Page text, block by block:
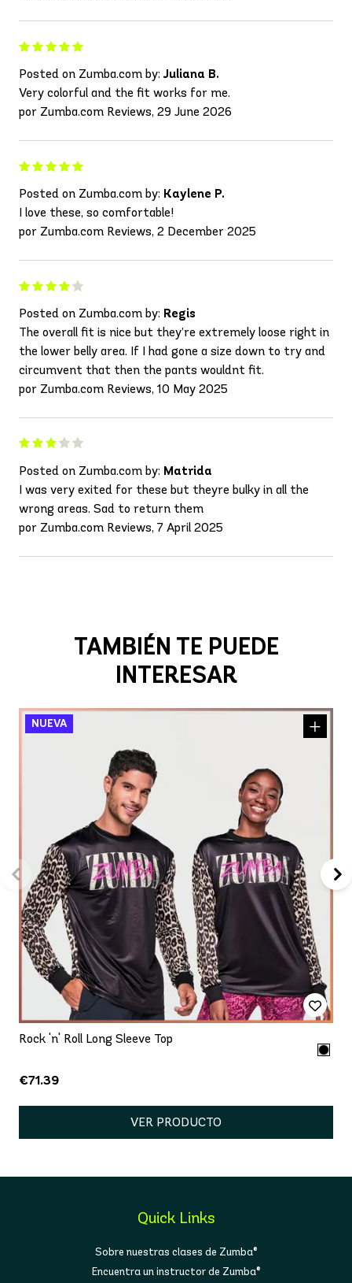
Posted on Zumba.com by:Juliana B.
Very colorful and the fit works for me.
por Zumba.com Reviews, 29 June 2026
Posted on Zumba.com by: Kaylene P.
I love these, so comfortable!
por Zumba.com Reviews, 2 December 2025
Posted on Zumba.com by: Regis
The overall fit is nice but they’re extremely loose right in
the lower belly area. If I had gone a size down to try and
circumvent that then the pants wouldnt fit.
por Zumba.com Reviews, 10 May 2025
Posted on Zumba.com by: Matrida
I was very exited for these but theyre bulky in all the
wrong areas. Sad to return them
por Zumba.com Reviews, 7 April 2025
TAMBIÉN TE PUEDE
INTERESAR
Rock 'n' Roll Long Sleeve Top
€71.39
VER PRODUCTO
Quick Links
Sobre nuestras clases de Zumba®
Encuentra un instructor de Zumba®